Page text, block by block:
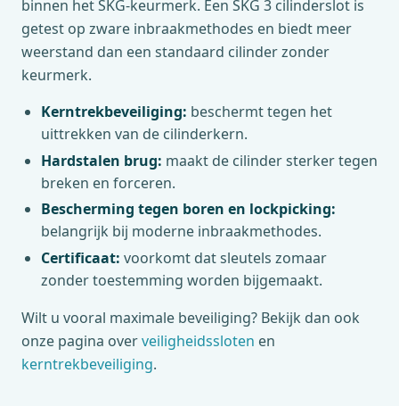
binnen het SKG-keurmerk. Een SKG 3 cilinderslot is
getest op zware inbraakmethodes en biedt meer
weerstand dan een standaard cilinder zonder
keurmerk.
Kerntrekbeveiliging: beschermt tegen het
uittrekken van de cilinderkern.
Hardstalen brug: maakt de cilinder sterker tegen
breken en forceren.
Bescherming tegen boren en lockpicking:
belangrijk bij moderne inbraakmethodes.
Certificaat: voorkomt dat sleutels zomaar
zonder toestemming worden bijgemaakt.
Wilt u vooral maximale beveiliging? Bekijk dan ook
onze pagina overveiligheidssloten en
kerntrekbeveiliging.